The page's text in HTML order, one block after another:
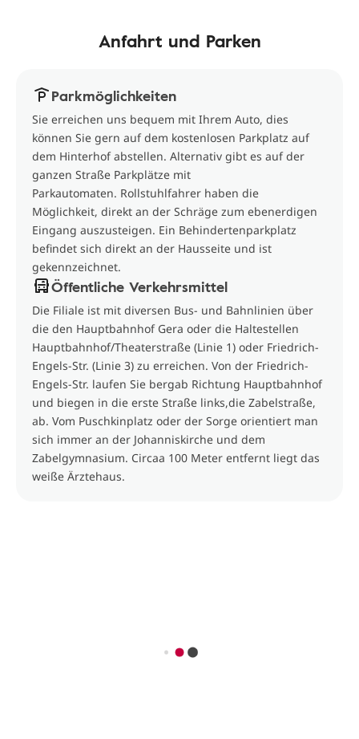
Anfahrt und Parken
Parkmöglichkeiten
Sie erreichen uns bequem mit Ihrem Auto, dies
können Sie gern auf dem kostenlosen Parkplatz auf
dem Hinterhof abstellen. Alternativ gibt es auf der
ganzen Straße Parkplätze mit
Parkautomaten. Rollstuhlfahrer haben die
Möglichkeit, direkt an der Schräge zum ebenerdigen
Eingang auszusteigen. Ein Behindertenparkplatz
befindet sich direkt an der Hausseite und ist
gekennzeichnet.
Öffentliche Verkehrsmittel
Die Filiale ist mit diversen Bus- und Bahnlinien über
die den Hauptbahnhof Gera oder die Haltestellen
Hauptbahnhof/Theaterstraße (Linie 1) oder Friedrich-
Engels-Str. (Linie 3) zu erreichen. Von der Friedrich-
Engels-Str. laufen Sie bergab Richtung Hauptbahnhof
und biegen in die erste Straße links,die Zabelstraße,
ab. Vom Puschkinplatz oder der Sorge orientiert man
sich immer an der Johanniskirche und dem
Zabelgymnasium. Circaa 100 Meter entfernt liegt das
weiße Ärztehaus.